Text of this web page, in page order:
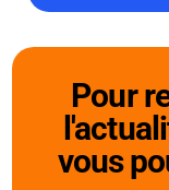
Pour
vous